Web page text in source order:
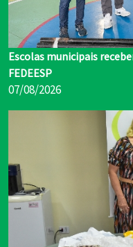
Escolas municipais
FEDEESP
07/08/2026